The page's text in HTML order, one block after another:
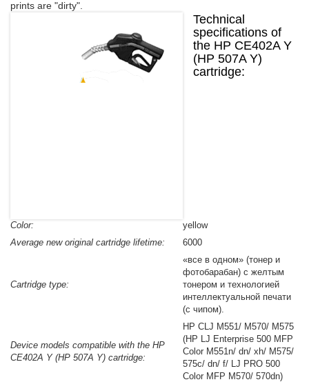
Refilling cartridges Olivetti
Refilling cartridges Ricoh
Refilling cartridges Pantum
Refilling cartridges Toshiba
prints are "dirty".
Technical
specifications of
the HP CE402A Y
(HP 507A Y)
cartridge:
Color:
yellow
Average new original cartridge lifetime:
6000
Cartridge type:
«все в одном» (тонер и
фотобарабан) с желтым
тонером и технологией
интеллектуальной печати
(с чипом).
Device models compatible with the HP
CE402A Y (HP 507A Y) cartridge:
HP CLJ M551/ M570/ M575
(HP LJ Enterprise 500 MFP
Color M551n/ dn/ xh/ M575/
575c/ dn/ f/ LJ PRO 500
Color MFP M570/ 570dn)